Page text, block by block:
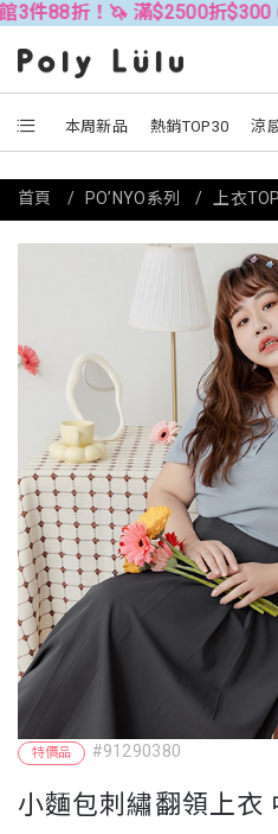
！🦄 滿$2500折$300 (可累
本周新品 熱銷TOP30 涼
特價品 #91290380
小麵包刺繡翻領上衣
首頁 PO’NYO系列 上衣TOP